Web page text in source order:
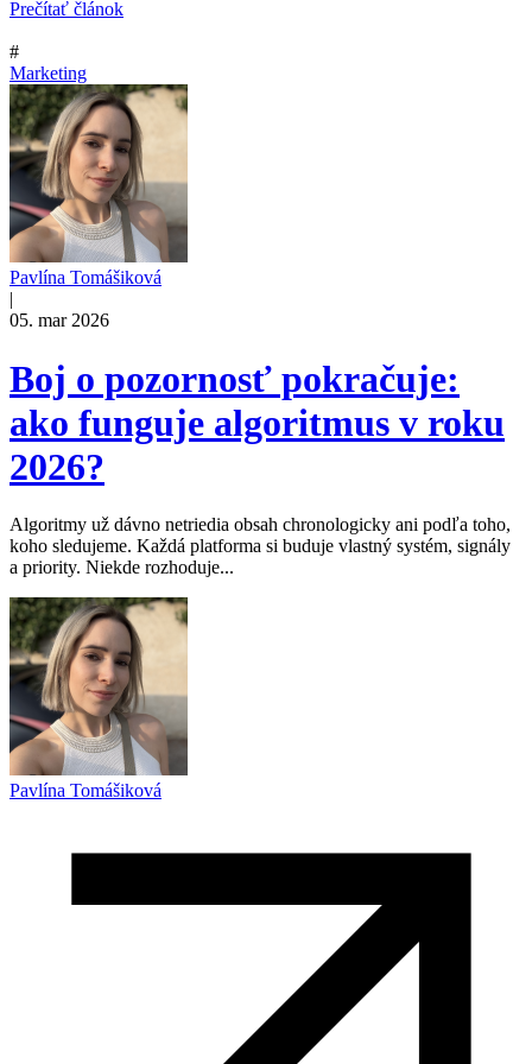
Prečítať článok
#
Marketing
Pavlína Tomášiková
|
05. mar 2026
Boj o pozornosť pokračuje:
ako funguje algoritmus v roku
2026?
Algoritmy už dávno netriedia obsah chronologicky ani podľa toho,
koho sledujeme. Každá platforma si buduje vlastný systém, signály
a priority. Niekde rozhoduje...
Pavlína Tomášiková